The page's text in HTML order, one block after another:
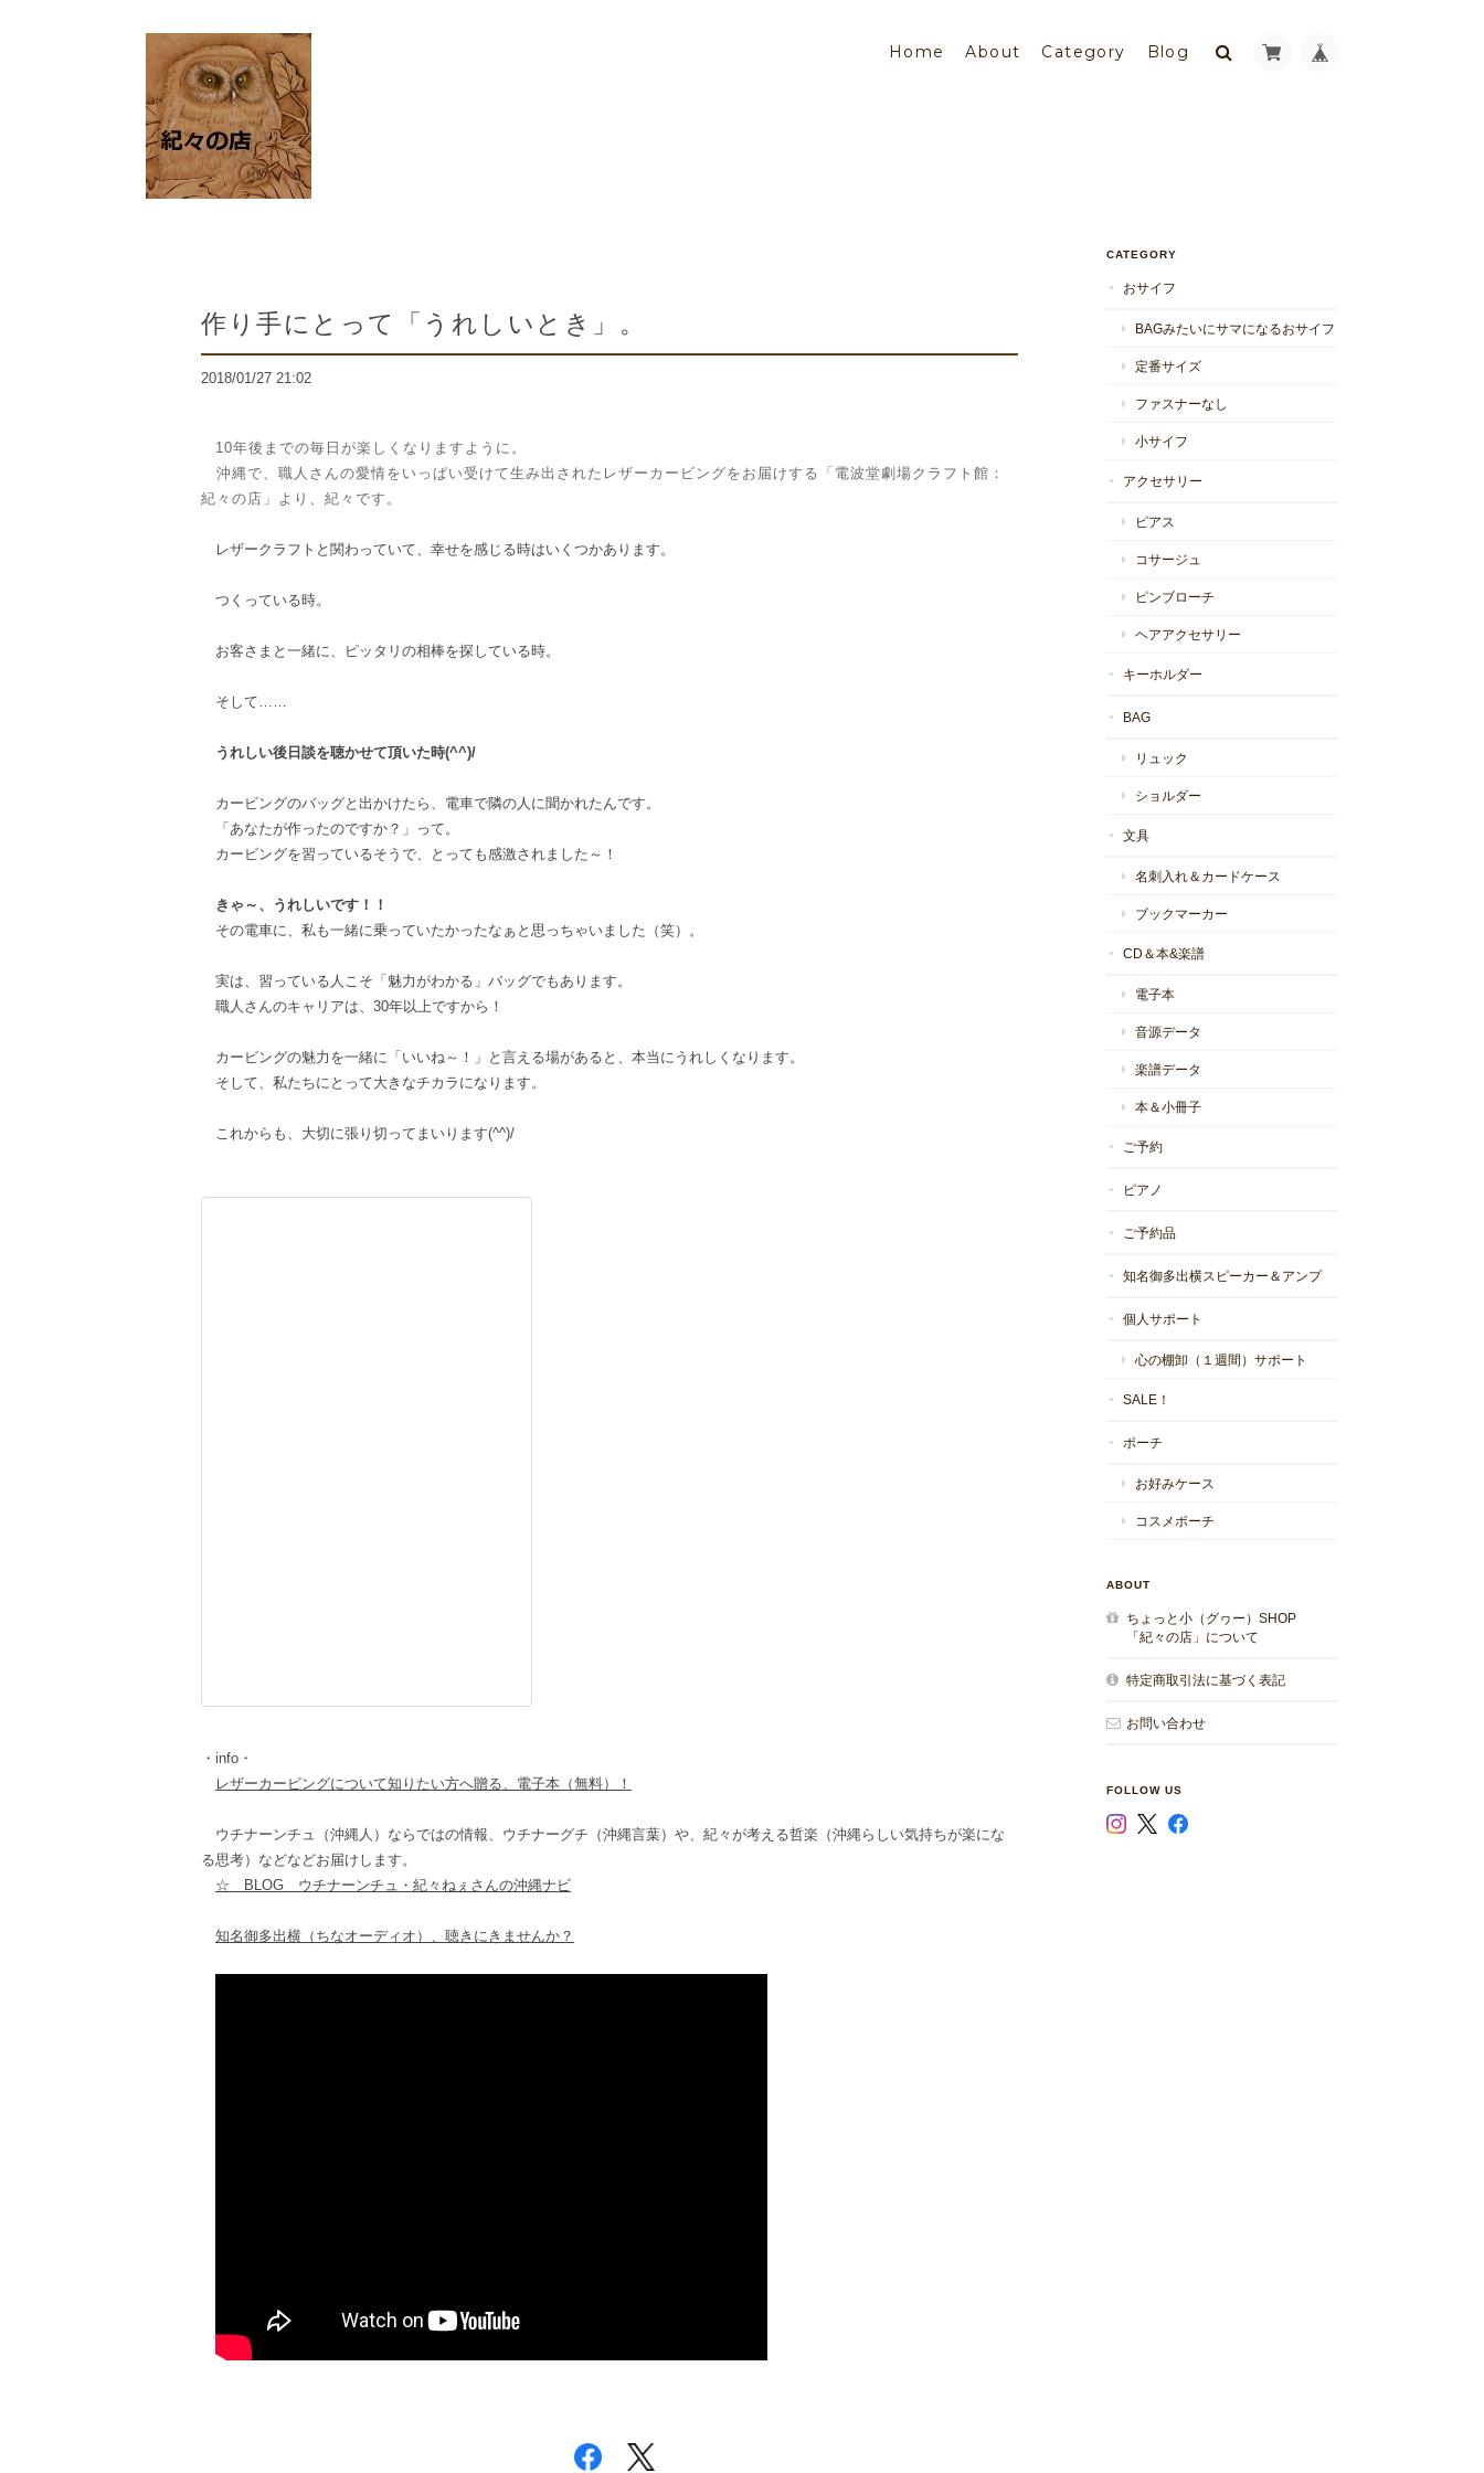
Home About Category Blog
作り手にとって「うれしいとき」。
2018/01/27 21:02
10年後までの毎日が楽しくなりますように。
沖縄で、職人さんの愛情をいっぱい受けて生み出されたレザーカービングをお届けする「電波堂劇場クラフト館：
紀々の店」より、紀々です。
レザークラフトと関わっていて、幸せを感じる時はいくつかあります。
つくっている時。
お客さまと一緒に、ピッタリの相棒を探している時。
そして……
うれしい後日談を聴かせて頂いた時(^^)/
カービングのバッグと出かけたら、電車で隣の人に聞かれたんです。
「あなたが作ったのですか？」って。
カービングを習っているそうで、とっても感激されました～！
きゃ～、うれしいです！！
その電車に、私も一緒に乗っていたかったなぁと思っちゃいました（笑）。
実は、習っている人こそ「魅力がわかる」バッグでもあります。
職人さんのキャリアは、30年以上ですから！
カービングの魅力を一緒に「いいね～！」と言える場があると、本当にうれしくなります。
そして、私たちにとって大きなチカラになります。
これからも、大切に張り切ってまいります(^^)/
・info・
レザーカービングについて知りたい方へ贈る、電子本（無料）！
ウチナーンチュ（沖縄人）ならではの情報、ウチナーグチ（沖縄言葉）や、紀々が考える哲楽（沖縄らしい気持ちが楽にな
る思考）などなどお届けします。
☆ BLOG ウチナーンチュ・紀々ねぇさんの沖縄ナビ
知名御多出横（ちなオーディオ）、聴きにきませんか？
CATEGORY
おサイフ
BAGみたいにサマになるおサイフ
定番サイズ
ファスナーなし
小サイフ
アクセサリー
ピアス
コサージュ
ピンブローチ
ヘアアクセサリー
キーホルダー
BAG
リュック
ショルダー
文具
名刺入れ＆カードケース
ブックマーカー
CD＆本&楽譜
電子本
音源データ
楽譜データ
本＆小冊子
ご予約
ピアノ
ご予約品
知名御多出横スピーカー＆アンプ
個人サポート
心の棚卸（１週間）サポート
SALE！
ポーチ
お好みケース
コスメポーチ
ABOUT
ちょっと小（グヮー）SHOP
「紀々の店」について
特定商取引法に基づく表記
お問い合わせ
FOLLOW US